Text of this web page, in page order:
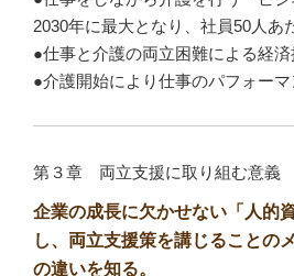
2030年に最大となり、社員50人あ
●仕事と介護の両立困難による経
●介護開始により仕事のパフォー
第３章 両立支援に取り組む意義
企業の成長に欠かせない「人的
し、両立支援策を講じることの
の違いを知る。